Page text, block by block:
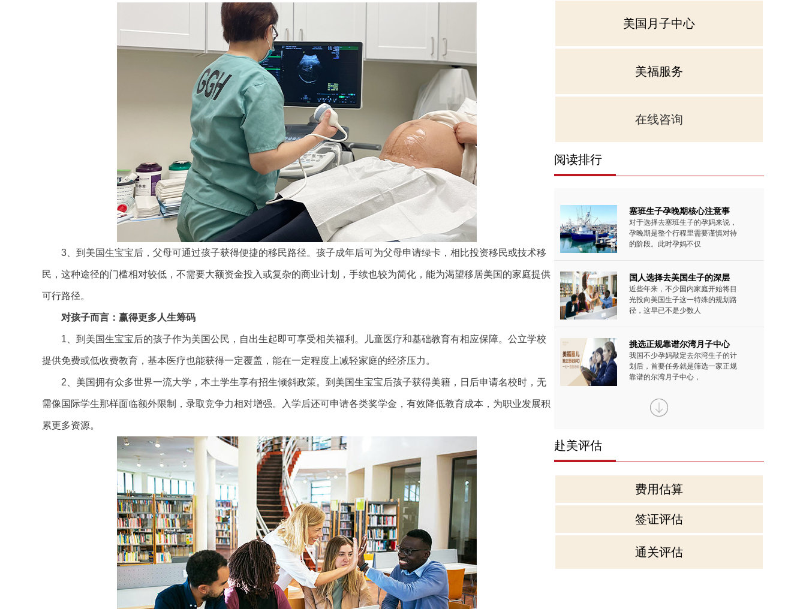
3、到美国生宝宝后，父母可通过孩子获得便捷的移民路径。孩子成年后可为父母申请绿卡，相比投资移民或技术移
民，这种途径的门槛相对较低，不需要大额资金投入或复杂的商业计划，手续也较为简化，能为渴望移居美国的家庭提供
可行路径。
对孩子而言：赢得更多人生筹码
1、到美国生宝宝后的孩子作为美国公民，自出生起即可享受相关福利。儿童医疗和基础教育有相应保障。公立学校
提供免费或低收费教育，基本医疗也能获得一定覆盖，能在一定程度上减轻家庭的经济压力。
2、美国拥有众多世界一流大学，本土学生享有招生倾斜政策。到美国生宝宝后孩子获得美籍，日后申请名校时，无
需像国际学生那样面临额外限制，录取竞争力相对增强。入学后还可申请各类奖学金，有效降低教育成本，为职业发展积
累更多资源。
美国月子中心
美福服务
在线咨询
阅读排行
塞班生子孕晚期核心注意事
对于选择去塞班生子的孕妈来说，
孕晚期是整个行程里需要谨慎对待
的阶段。此时孕妈不仅
国人选择去美国生子的深层
近些年来，不少国内家庭开始将目
光投向美国生子这一特殊的规划路
径，这早已不是少数人
挑选正规靠谱尔湾月子中心
我国不少孕妈敲定去尔湾生子的计
划后，首要任务就是筛选一家正规
靠谱的尔湾月子中心，
到美国生宝宝的选择究竟有
孕妈扎堆去洛杉矶生子的四
近些年来，我国有越来越多孕妈更
现如今有不少孕妈计划前往尔湾生
赴美评估
费用估算
签证评估
通关评估